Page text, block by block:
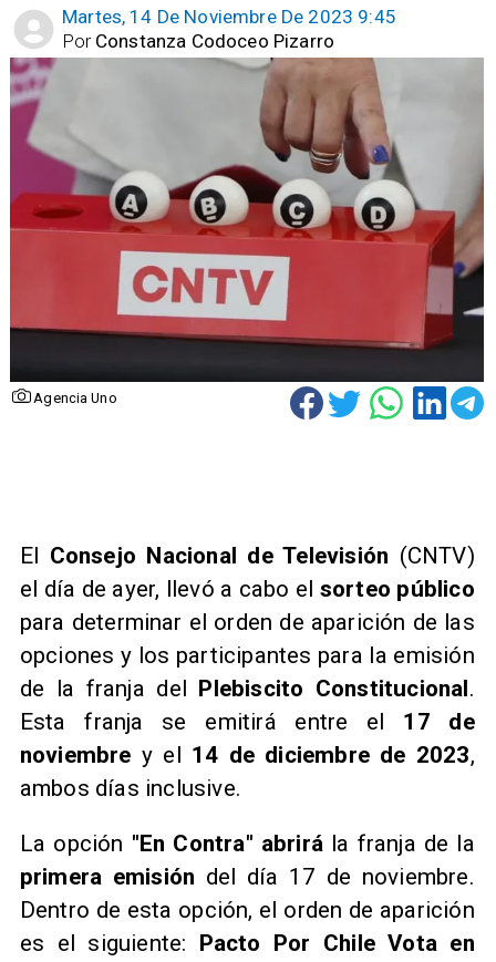
Martes, 14 De Noviembre De 2023 9:45
Constanza Codoceo Pizarro
Por
Agencia Uno
El Consejo Nacional de Televisión (CNTV)
el día de ayer, llevó a cabo el sorteo público
para determinar el orden de aparición de las
opciones y los participantes para la emisión
de la franja del Plebiscito Constitucional.
Esta franja se emitirá entre el 17 de
noviembre y el 14 de diciembre de 2023,
ambos días inclusive.
La opción "En Contra" abrirá la franja de la
primera emisión del día 17 de noviembre.
Dentro de esta opción, el orden de aparición
es el siguiente: Pacto Por Chile Vota en